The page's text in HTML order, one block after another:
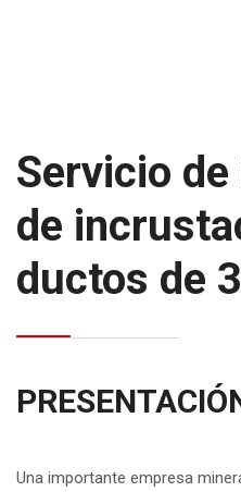
Servicio
de
ductos de
Una importante empresa